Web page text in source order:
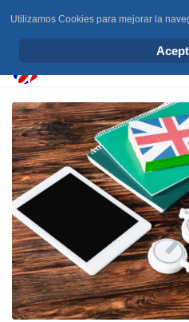
Utilizamos Cookies para mejorar la